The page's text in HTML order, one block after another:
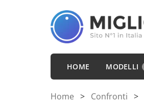
HOME MODELLI
Home > Confronti >